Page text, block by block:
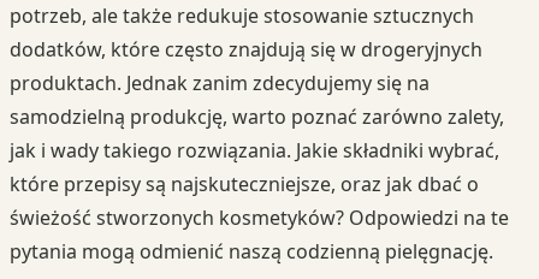
potrzeb, ale także redukuje stosowanie sztucznych
dodatków, które często znajdują się w drogeryjnych
produktach. Jednak zanim zdecydujemy się na
samodzielną produkcję, warto poznać zarówno zalety,
jak i wady takiego rozwiązania. Jakie składniki wybrać,
które przepisy są najskuteczniejsze, oraz jak dbać o
świeżość stworzonych kosmetyków? Odpowiedzi na te
pytania mogą odmienić naszą codzienną pielęgnację.